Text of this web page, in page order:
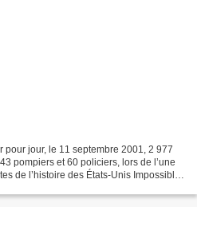
pour jour, le 11 septembre 2001, 2 977
pompiers et 60 policiers, lors de l’une
de l’histoire des États-Unis Impossible